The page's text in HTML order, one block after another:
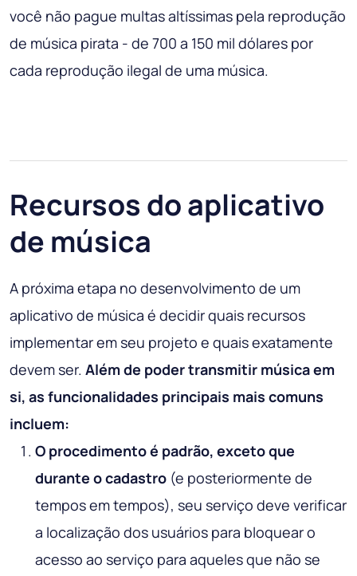
você não pague multas altíssimas pela reprodução
de música pirata - de 700 a 150 mil dólares por
cada reprodução ilegal de uma música.
Recursos do aplicativo
de música
A próxima etapa no desenvolvimento de um
aplicativo de música é decidir quais recursos
implementar em seu projeto e quais exatamente
devem ser. Além de poder transmitir música em
si, as funcionalidades principais mais comuns
incluem:
O procedimento é padrão, exceto que
durante o cadastro (e posteriormente de
tempos em tempos), seu serviço deve verificar
a localização dos usuários para bloquear o
acesso ao serviço para aqueles que não se